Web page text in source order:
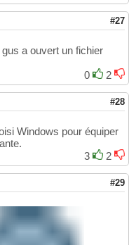
#27
a ouvert un fichier
0
2
#28
Windows pour équiper
3
2
#29